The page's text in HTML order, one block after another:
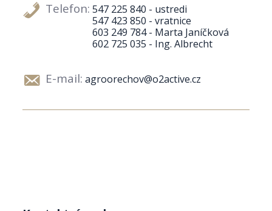
Telefon: 547 225 840 - ustredi
547 423 850 - vratnice
603 249 784 - Marta Janíčková
602 725 035 - Ing. Albrecht
E-mail: agroorechov@o2active.cz